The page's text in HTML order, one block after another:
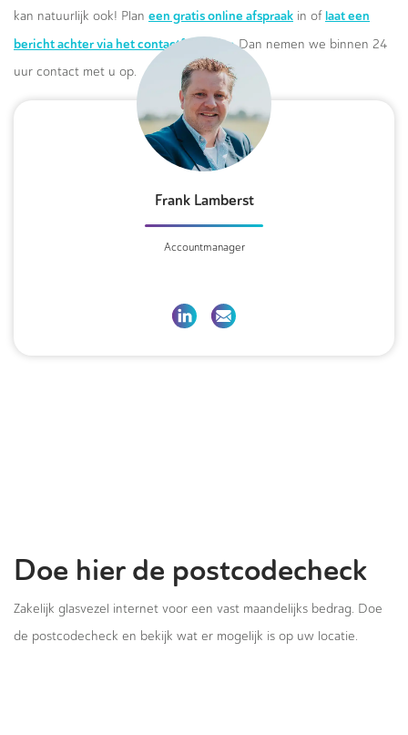
kan natuurlijk ook! Plan een gratis online afspraak in of laat een
bericht achter via het contactformulier.Dan nemen we binnen 24
uur contact met u op.
Frank Lamberst
Accountmanager
Doe hier de postcodecheck
Zakelijk glasvezel internet voor een vast maandelijks bedrag. Doe
de postcodecheck en bekijk wat er mogelijk is op uw locatie.